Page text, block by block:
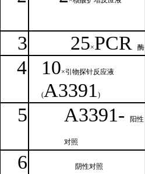
3 25×PCR 酶
4 10×引物探针反应液
(A3391)
5 A3391- 阳性
对照
6 阴性对照